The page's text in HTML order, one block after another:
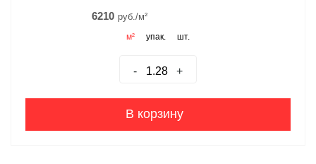
6210 руб./м²
м² упак. шт.
- +
В корзину